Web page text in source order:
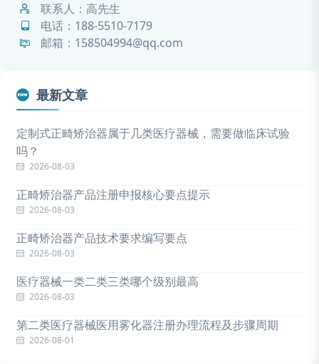
联系人：高先生
电话： 188-5510-7179
邮箱：158504994@qq.com
最新文章
定制式正畸矫治器属于几类医疗器械，需要做临床试验
吗？
2026-08-03
正畸矫治器产品注册申报核心要点提示
2026-08-03
正畸矫治器产品技术要求编写要点
2026-08-03
医疗器械一类二类三类哪个级别最高
2026-08-03
第二类医疗器械医用雾化器注册办理流程及步骤周期
2026-08-01